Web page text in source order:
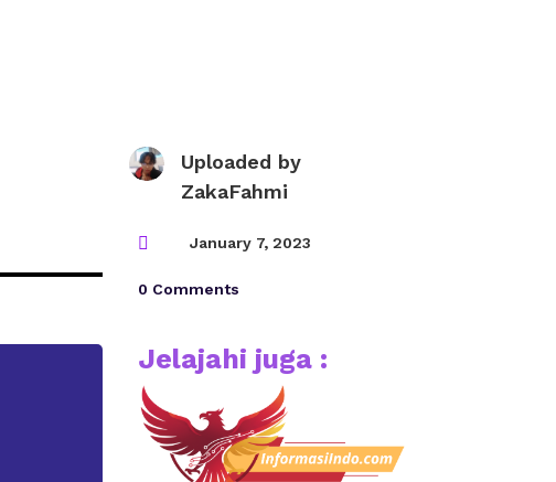
Uploaded by
ZakaFahmi
 January 7, 2023
0 Comments
Jelajahi juga :